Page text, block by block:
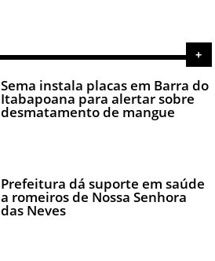
+
Sema instala placas em Barra do
Itabapoana para alertar sobre
desmatamento de mangue
Prefeitura dá suporte em saúde
a romeiros de Nossa Senhora
das Neves